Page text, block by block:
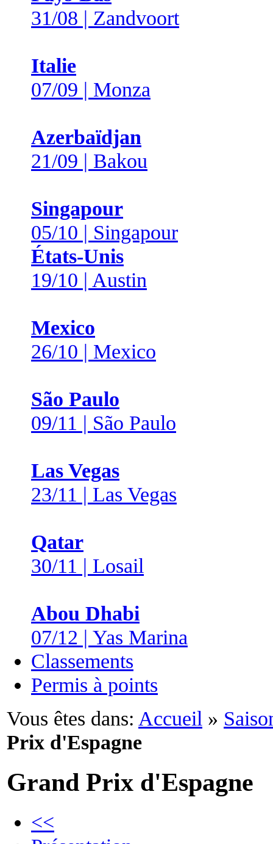
31/08 | Zandvoort
Italie
07/09 | Monza
Azerbaïdjan
21/09 | Bakou
Singapour
05/10 | Singapour
États-Unis
19/10 | Austin
Mexico
26/10 | Mexico
São Paulo
09/11 | São Paulo
Las Vegas
23/11 | Las Vegas
Qatar
30/11 | Losail
Abou Dhabi
07/12 | Yas Marina
Classements
Permis à points
Vous êtes dans: Accueil »
Prix d'Espagne
Grand Prix d'Espagne
<<